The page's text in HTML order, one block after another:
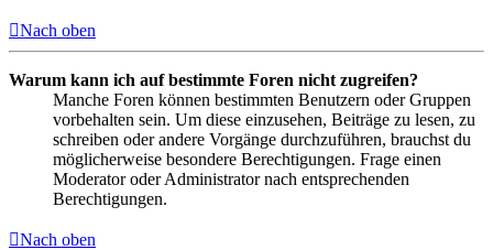
Nach oben
Warum kann ich auf bestimmte Foren nicht zugreifen?
Manche Foren können bestimmten Benutzern oder Gruppen
vorbehalten sein. Um diese einzusehen, Beiträge zu lesen, zu
schreiben oder andere Vorgänge durchzuführen, brauchst du
möglicherweise besondere Berechtigungen. Frage einen
Moderator oder Administrator nach entsprechenden
Berechtigungen.
Nach oben